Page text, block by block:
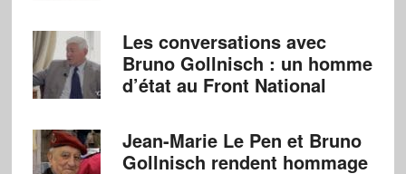
Les conversations avec
Bruno Gollnisch : un homme
d’état au Front National
Jean-Marie Le Pen et Bruno
Gollnisch rendent hommage